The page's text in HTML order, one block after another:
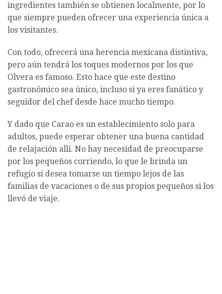
ingredientes también se obtienen localmente, por lo
que siempre pueden ofrecer una experiencia única a
los visitantes.
Con todo, ofrecerá una herencia mexicana distintiva,
pero aún tendrá los toques modernos por los que
Olvera es famoso. Esto hace que este destino
gastronómico sea único, incluso si ya eres fanático y
seguidor del chef desde hace mucho tiempo.
Y dado que Carao es un establecimiento solo para
adultos, puede esperar obtener una buena cantidad
de relajación allí. No hay necesidad de preocuparse
por los pequeños corriendo, lo que le brinda un
refugio si desea tomarse un tiempo lejos de las
familias de vacaciones o de sus propios pequeños si los
llevó de viaje.